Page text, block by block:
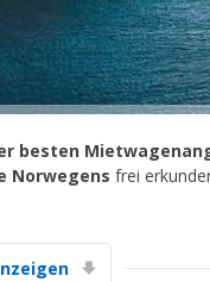
besten
Norwegens frei